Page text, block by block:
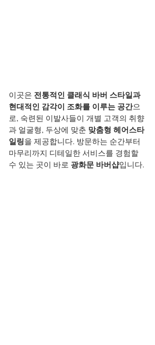
이곳은 전통적인 클래식 바버 스타일과
현대적인 감각이 조화를 이루는 공간으
로, 숙련된 이발사들이 개별 고객의 취향
과 얼굴형, 두상에 맞춘 맞춤형 헤어스타
일링을 제공합니다. 방문하는 순간부터
마무리까지 디테일한 서비스를 경험할
수 있는 곳이 바로 광화문 바버샵입니다.